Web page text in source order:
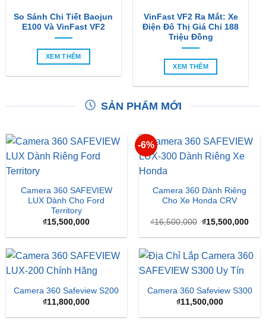
So Sánh Chi Tiết Baojun
E100 Và VinFast VF2
XEM THÊM
VinFast VF2 Ra Mắt: Xe
Điện Đô Thị Giá Chỉ 188
Triệu Đồng
XEM THÊM
SẢN PHẨM MỚI
Camera 360 SAFEVIEW
LUX Dành Cho Ford
Territory
₫15,500,000
-6%
Camera 360 Dành Riêng
Cho Xe Honda CRV
₫16,500,000 Giá
là:
₫15,500,000Giá
tại
Camera 360 Safeview S200
₫11,800,000
Camera 360 Safeview S300
₫11,500,000